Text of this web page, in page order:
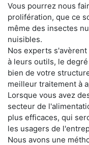
Vous pourrez nous
prolifération, que ce
même des insectes
nuisibles.
Nos experts
à leurs outils, le
bien de votre
meilleur traitement à
Lorsque vous avez
secteur de
plus efficaces, qui
les usagers de
Nous avons une